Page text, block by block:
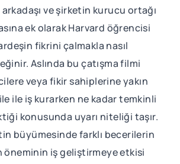
ve şirketin kurucu ortağı
ek olarak Harvard öğrencisi
fikrini çalmakla nasıl
Aslında bu çatışma filmi
veya fikir sahiplerine yakın
ile iş kurarken ne kadar temkinli
konusunda uyarı niteliği taşır.
büyümesinde farklı becerilerin
öneminin iş geliştirmeye etkisi